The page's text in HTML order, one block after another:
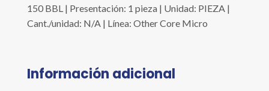
150 BBL | Presentación: 1 pieza | Unidad: PIEZA |
Cant./unidad: N/A | Línea: Other Core Micro
Información adicional